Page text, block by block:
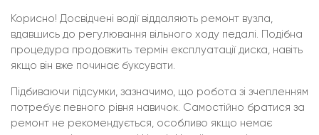
Корисно! Досвідчені водії віддаляють ремонт вузла,
вдавшись до регулювання вільного ходу педалі. Подібна
процедура продовжить термін експлуатації диска, навіть
якщо він вже починає буксувати.
Підбиваючи підсумки, зазначимо, що робота зі зчепленням
потребує певного рівня навичок. Самостійно братися за
ремонт не рекомендується, особливо якщо немає